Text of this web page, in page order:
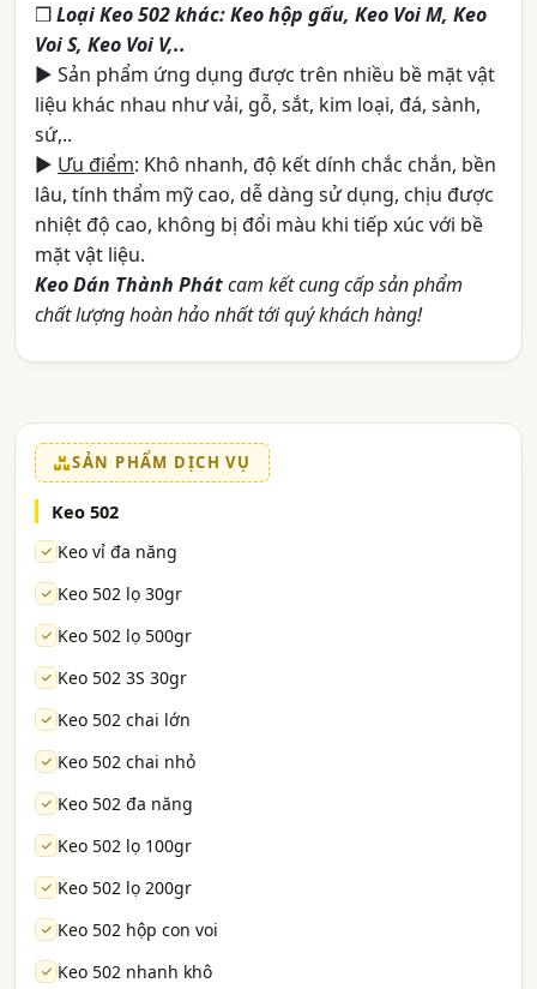
❒Loại Keo 502 khác: Keo hộp gấu, Keo Voi M, Keo
Voi S, Keo Voi V,..
► Sản phẩm ứng dụng được trên nhiều bề mặt vật
liệu khác nhau như vải, gỗ, sắt, kim loại, đá, sành,
sứ,..
► Ưu điểm: Khô nhanh, độ kết dính chắc chắn, bền
lâu, tính thẩm mỹ cao, dễ dàng sử dụng, chịu được
nhiệt độ cao, không bị đổi màu khi tiếp xúc với bề
mặt vật liệu.
Keo Dán Thành Phátcam kết cung cấp sản phẩm
chất lượng hoàn hảo nhất tới quý khách hàng!
SẢN PHẨM DỊCH VỤ
Keo 502
Keo vỉ đa năng
Keo 502 lọ 30gr
Keo 502 lọ 500gr
Keo 502 3S 30gr
Keo 502 chai lớn
Keo 502 chai nhỏ
Keo 502 đa năng
Keo 502 lọ 100gr
Keo 502 lọ 200gr
Keo 502 hộp con voi
Keo 502 nhanh khô